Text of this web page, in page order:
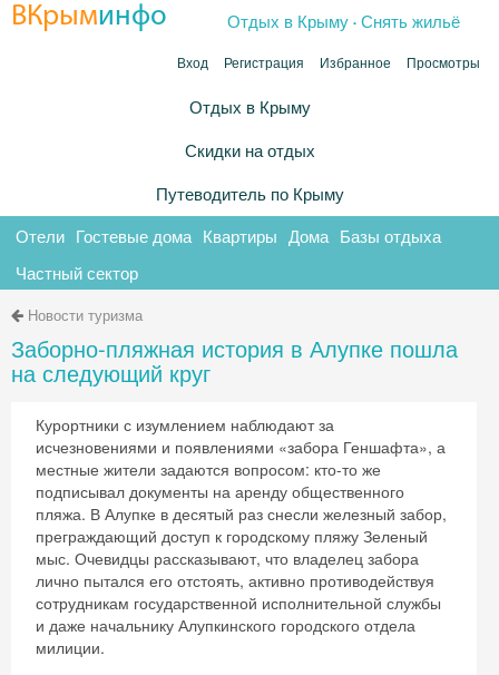
ВКрыминфо Отдых в Крыму .Снять жильё
Вход Регистрация Избранное Просмотры
Отдых в Крыму
Скидки на отдых
Путеводитель по Крыму
Отели Гостевые дома Квартиры Дома Базы отдыха
Частный сектор
Новости туризма
Заборно-пляжная история в Алупке пошла
на следующий круг
Курортники с изумлением наблюдают за
исчезновениями и появлениями «забора Геншафта», а
местные жители задаются вопросом: кто-то же
подписывал документы на аренду общественного
пляжа. В Алупке в десятый раз снесли железный забор,
преграждающий доступ к городскому пляжу Зеленый
мыс. Очевидцы рассказывают, что владелец забора
лично пытался его отстоять, активно противодействуя
сотрудникам государственной исполнительной службы
и даже начальнику Алупкинского городского отдела
милиции.